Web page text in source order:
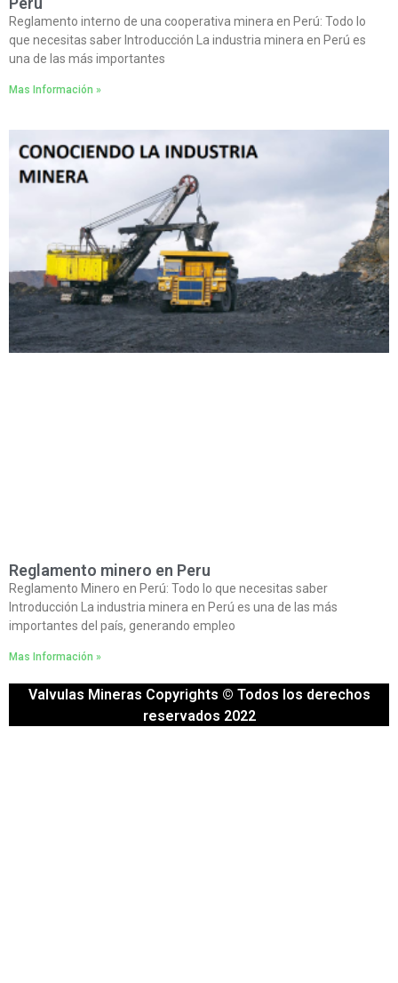
Reglamento interno de una cooperativa minera en Perú: Todo lo
que necesitas saber Introducción La industria minera en Perú es
una de las más importantes
Mas Información »
Reglamento minero en Peru
Reglamento Minero en Perú: Todo lo que necesitas saber
Introducción La industria minera en Perú es una de las más
importantes del país, generando empleo
Mas Información »
Valvulas Mineras Copyrights © Todos los derechos
reservados 2022